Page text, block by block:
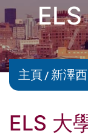
主頁 新澤西
ELS 大